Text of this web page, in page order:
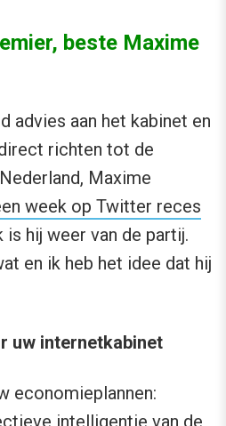
beste Maxime
advies aan het kabinet en
richten tot de
Maxime
week op Twitter reces
hij weer van de partij.
en ik heb het idee dat hij
uw internetkabinet
economieplannen: